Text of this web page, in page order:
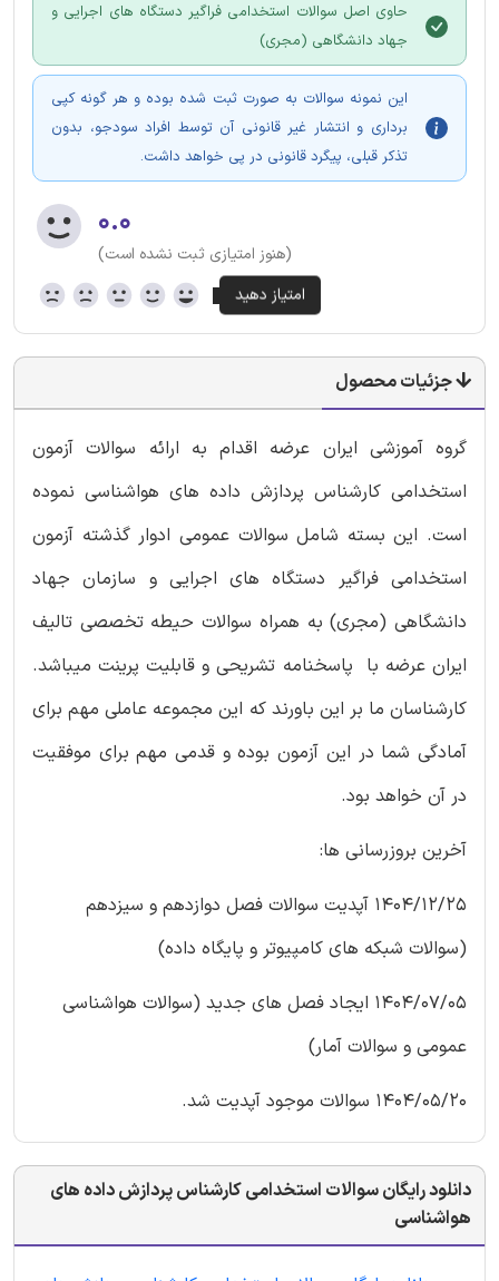
حاوی اصل سوالات استخدامی فراگیر دستگاه های اجرایی و
جهاد دانشگاهی (مجری)
این نمونه سوالات به صورت ثبت شده بوده و هر گونه کپی
برداری و انتشار غیر قانونی آن توسط افراد سودجو، بدون
تذکر قبلی، پیگرد قانونی در پی خواهد داشت.
۰.۰
(هنوز امتیازی ثبت نشده است)
جزئیات محصول
گروه آموزشی ایران عرضه اقدام به ارائه سوالات آزمون
استخدامی کارشناس پردازش داده های هواشناسی نموده
است. این بسته شامل سوالات عمومی ادوار گذشته آزمون
استخدامی فراگیر دستگاه های اجرایی و سازمان جهاد
دانشگاهی (مجری) به همراه سوالات حیطه تخصصی تالیف
ایران عرضه با پاسخنامه تشریحی و قابلیت پرینت میباشد.
کارشناسان ما بر این باورند که این مجموعه عاملی مهم برای
آمادگی شما در این آزمون بوده و قدمی مهم برای موفقیت
در آن خواهد بود.
آخرین بروزرسانی ها:
1404/12/25 آپدیت سوالات فصل دوازدهم و سیزدهم
(سوالات شبکه های کامپیوتر و پایگاه داده)
1404/07/05 ایجاد فصل های جدید (سوالات هواشناسی
عمومی و سوالات آمار)
1404/05/20 سوالات موجود آپدیت شد.
دانلود رایگان سوالات استخدامی کارشناس پردازش داده های
هواشناسی